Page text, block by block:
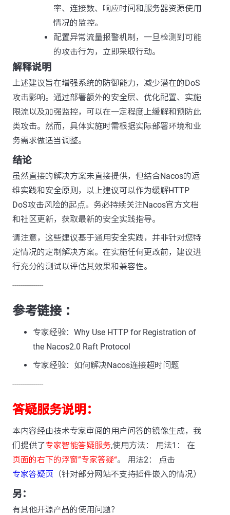
率、连接数、响应时间和服务器资源使用
情况的监控。
配置异常流量报警机制，一旦检测到可能
的攻击行为，立即采取行动。
解释说明
上述建议旨在增强系统的防御能力，减少潜在的DoS
攻击影响。通过部署额外的安全层、优化配置、实施
限流以及加强监控，可以在一定程度上缓解和预防此
类攻击。然而，具体实施时需根据实际部署环境和业
务需求做适当调整。
结论
虽然直接的解决方案未直接提供，但结合Nacos的运
维实践和安全原则，以上建议可以作为缓解HTTP
DoS攻击风险的起点。务必持续关注Nacos官方文档
和社区更新，获取最新的安全实践指导。
请注意，这些建议基于通用安全实践，并非针对您特
定情况的定制解决方案。在实施任何更改前，建议进
行充分的测试以评估其效果和兼容性。
---------------
参考链接 ：
专家经验：Why Use HTTP for Registration of
the Nacos2.0 Raft Protocol
专家经验：如何解决Nacos连接超时问题
---------------
答疑服务说明：
本内容经由技术专家审阅的用户问答的镜像生成，我
们提供了专家智能答疑服务,使用方法： 用法1： 在
页面的右下的浮窗”专家答疑“。 用法2： 点击
专家答疑页 （针对部分网站不支持插件嵌入的情况）
另：
有其他开源产品的使用问题？